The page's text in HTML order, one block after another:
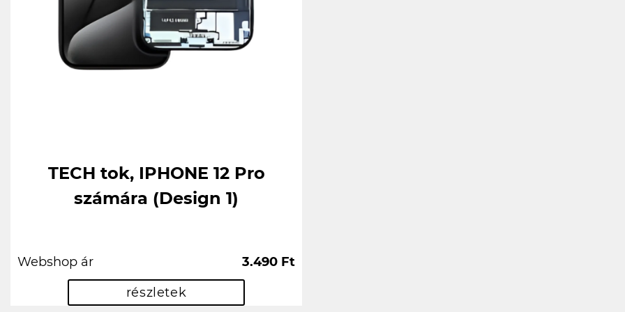
TECH tok, IPHONE 12 Pro
számára (Design 1)
Webshop ár
3.490 Ft
részletek